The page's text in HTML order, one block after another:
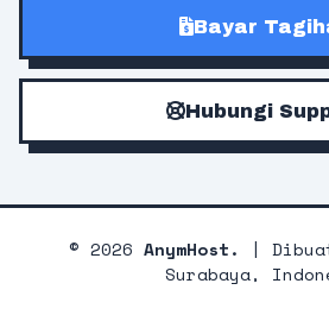
Bayar
Hubungi
© 2026 AnymHost. |
Surabaya,